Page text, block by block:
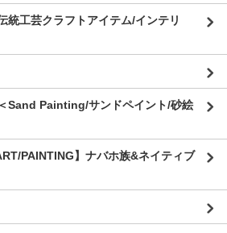
統工芸クラフトアイテム/インテリ
Sand Painting/サンドペイント/砂絵
PAINTING】ナバホ族&ネイティブ